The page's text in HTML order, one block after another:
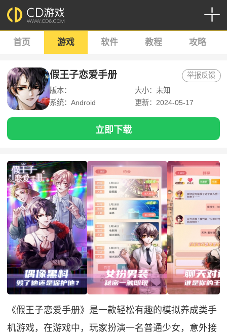
首页 游戏 软件 教程 攻略
假王子恋爱手册
版本：
大小：未知
系统：Android
更新：2024-05-17
举报反馈
立即下载
《假王子恋爱手册》是一款轻松有趣的模拟养成类手
机游戏，在游戏中，玩家扮演一名普通少女，意外接